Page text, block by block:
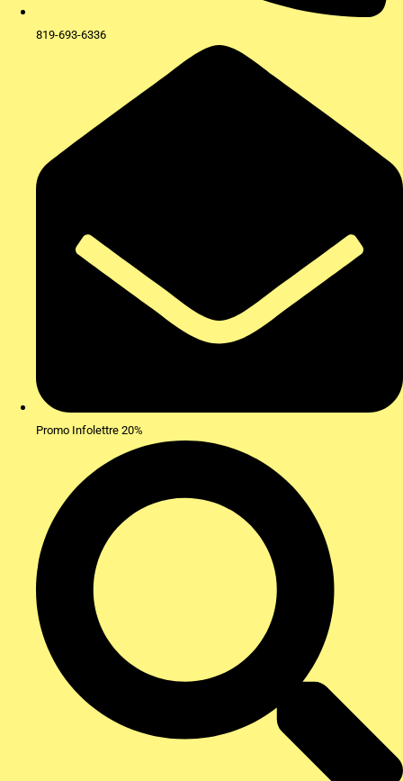
819-693-6336
Promo Infolettre 20%